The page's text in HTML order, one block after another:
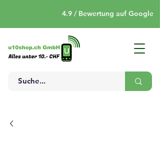
4.9 / Bewertung auf Google